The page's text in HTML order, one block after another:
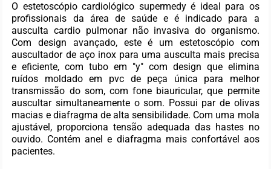
O estetoscópio cardiológico supermedy é ideal para os
profissionais da área de saúde e é indicado para a
ausculta cardio pulmonar não invasiva do organismo.
Com design avançado, este é um estetoscópio com
auscultador de aço inox para uma ausculta mais precisa
e eficiente, com tubo em "y" com design que elimina
ruídos moldado em pvc de peça única para melhor
transmissão do som, com fone biauricular, que permite
auscultar simultaneamente o som. Possui par de olivas
macias e diafragma de alta sensibilidade. Com uma mola
ajustável, proporciona tensão adequada das hastes no
ouvido. Contém anel e diafragma mais confortável aos
pacientes.